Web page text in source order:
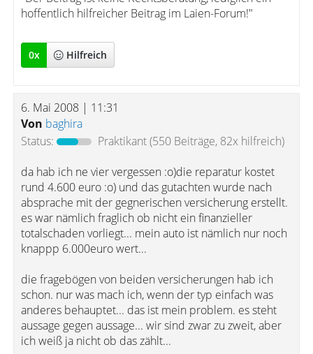
hoffentlich hilfreicher Beitrag im Laien-Forum!"
0x Hilfreich
6. Mai 2008 | 11:31
Von baghira
Status:
Praktikant(550 Beiträge, 82x hilfreich)
da hab ich ne vier vergessen :o)die reparatur kostet
rund 4.600 euro :o) und das gutachten wurde nach
absprache mit der gegnerischen versicherung erstellt.
es war nämlich fraglich ob nicht ein finanzieller
totalschaden vorliegt... mein auto ist nämlich nur noch
knappp 6.000euro wert...
die fragebögen von beiden versicherungen hab ich
schon. nur was mach ich, wenn der typ einfach was
anderes behauptet... das ist mein problem. es steht
aussage gegen aussage... wir sind zwar zu zweit, aber
ich weiß ja nicht ob das zählt...